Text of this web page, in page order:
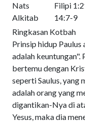
Nats
Alkitab
Filipi
14:7-9
Ringkasan Kotbah
Prinsip hidup
adalah keuntungan".
bertemu dengan
seperti Saulus, yang
adalah orang yang
digantikan-Nya di
Yesus, maka dia